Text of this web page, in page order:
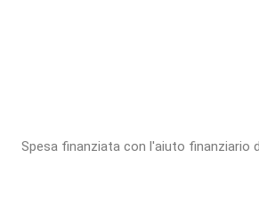
Spesa finanziata con l'aiuto finanziario